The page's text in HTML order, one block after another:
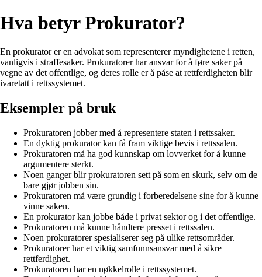
Hva betyr Prokurator?
En prokurator er en advokat som representerer myndighetene i retten,
vanligvis i straffesaker. Prokuratorer har ansvar for å føre saker på
vegne av det offentlige, og deres rolle er å påse at rettferdigheten blir
ivaretatt i rettssystemet.
Eksempler på bruk
Prokuratoren jobber med å representere staten i rettssaker.
En dyktig prokurator kan få fram viktige bevis i rettssalen.
Prokuratoren må ha god kunnskap om lovverket for å kunne
argumentere sterkt.
Noen ganger blir prokuratoren sett på som en skurk, selv om de
bare gjør jobben sin.
Prokuratoren må være grundig i forberedelsene sine for å kunne
vinne saken.
En prokurator kan jobbe både i privat sektor og i det offentlige.
Prokuratoren må kunne håndtere presset i rettssalen.
Noen prokuratorer spesialiserer seg på ulike rettsområder.
Prokuratorer har et viktig samfunnsansvar med å sikre
rettferdighet.
Prokuratoren har en nøkkelrolle i rettssystemet.